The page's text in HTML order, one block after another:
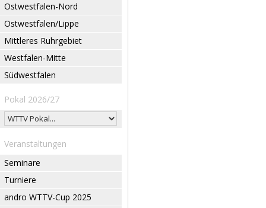
Ostwestfalen-Nord
Ostwestfalen/Lippe
Mittleres Ruhrgebiet
Westfalen-Mitte
Südwestfalen
Pokal 2026/27
Veranstaltungen
Seminare
Turniere
andro WTTV-Cup 2025